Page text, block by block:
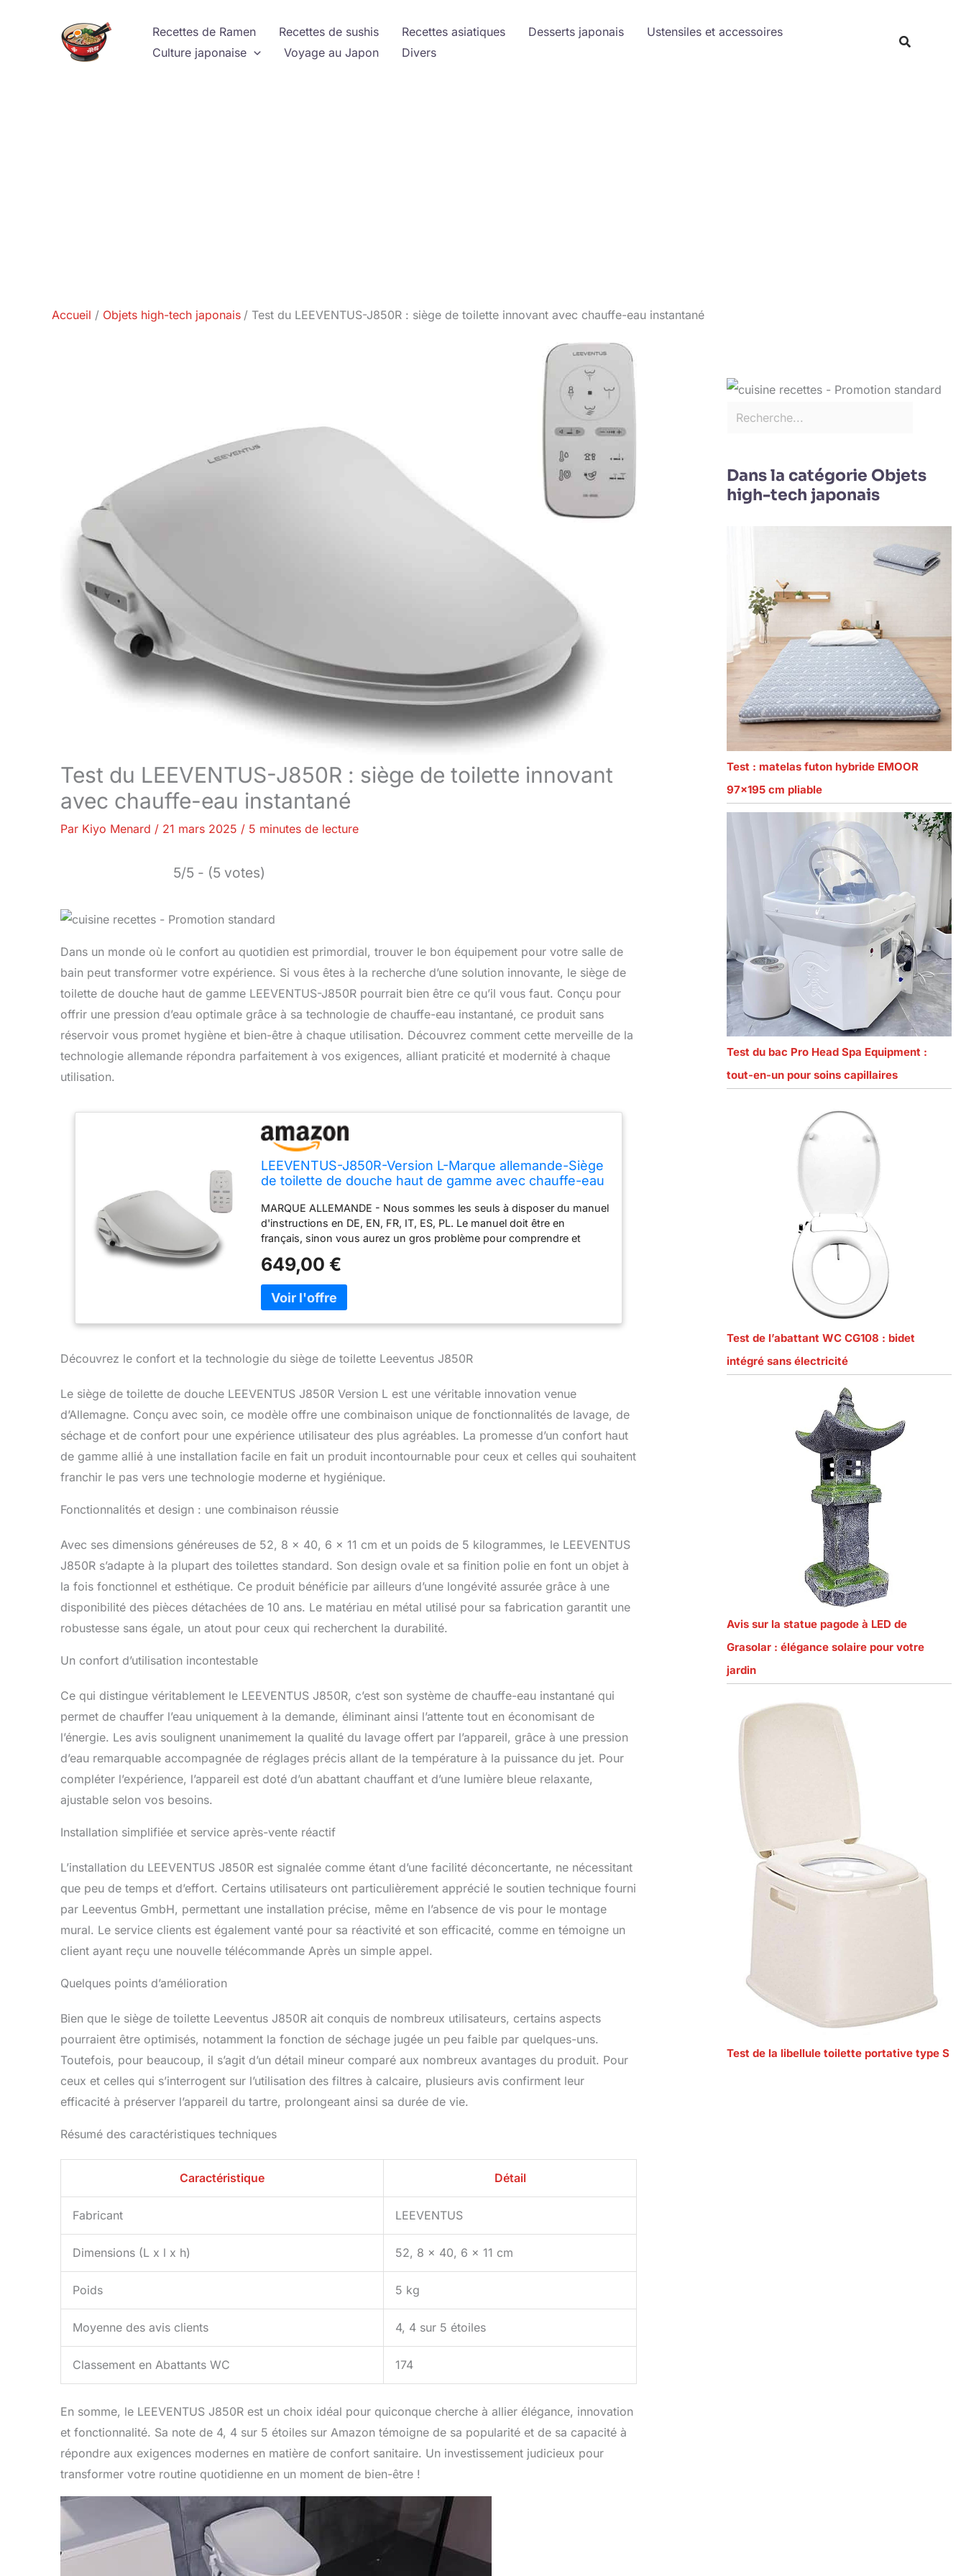
Recettes de Ramen Recettes de sushis Recettes asiatiques Desserts japonais
Ustensiles et accessoires
Culture japonaise
Voyage au Japon Divers
Accueil Objets high-tech japonais Test du LEEVENTUS-J850R : siège de toilette innovant avec chauffe-eau instantané
Test du LEEVENTUS-J850R : siège de toilette innovant
avec chauffe-eau instantané
Par Kiyo Menard / 21 mars 2025 / 5 minutes de lecture
5/5 - (5 votes)
Dans un monde où le confort au quotidien est primordial, trouver le bon équipement pour votre salle de
bain peut transformer votre expérience. Si vous êtes à la recherche d’une solution innovante, le siège de
toilette de douche haut de gamme LEEVENTUS-J850R pourrait bien être ce qu’il vous faut. Conçu pour
offrir une pression d’eau optimale grâce à sa technologie de chauffe-eau instantané, ce produit sans
réservoir vous promet hygiène et bien-être à chaque utilisation. Découvrez comment cette merveille de la
technologie allemande répondra parfaitement à vos exigences, alliant praticité et modernité à chaque
utilisation.
LEEVENTUS-J850R-Version L-Marque allemande-Siège
de toilette de douche haut de gamme avec chauffe-eau
pour une pression d'eau maximale!
MARQUE ALLEMANDE - Nous sommes les seuls à disposer du manuel
d'instructions en DE, EN, FR, IT, ES, PL. Le manuel doit être en
français, sinon vous aurez un gros problème pour comprendre et
votre manuel d'instructions uniquement en anglais. Vous devez donc
demander au revendeur avant d'acheter si le manuel d'instructions
existe en français.
649,00 €
Découvrez le confort et la technologie du siège de toilette Leeventus J850R
Le siège de toilette de douche LEEVENTUS J850R Version L est une véritable innovation venue
d’Allemagne. Conçu avec soin, ce modèle offre une combinaison unique de fonctionnalités de lavage, de
séchage et de confort pour une expérience utilisateur des plus agréables. La promesse d’un confort haut
de gamme allié à une installation facile en fait un produit incontournable pour ceux et celles qui souhaitent
franchir le pas vers une technologie moderne et hygiénique.
Fonctionnalités et design : une combinaison réussie
Avec ses dimensions généreuses de 52, 8 x 40, 6 x 11 cm et un poids de 5 kilogrammes, le LEEVENTUS
J850R s’adapte à la plupart des toilettes standard. Son design ovale et sa finition polie en font un objet à
la fois fonctionnel et esthétique. Ce produit bénéficie par ailleurs d’une longévité assurée grâce à une
disponibilité des pièces détachées de 10 ans. Le matériau en métal utilisé pour sa fabrication garantit une
robustesse sans égale, un atout pour ceux qui recherchent la durabilité.
Un confort d’utilisation incontestable
Ce qui distingue véritablement le LEEVENTUS J850R, c’est son système de chauffe-eau instantané qui
permet de chauffer l’eau uniquement à la demande, éliminant ainsi l’attente tout en économisant de
l’énergie. Les avis soulignent unanimement la qualité du lavage offert par l’appareil, grâce à une pression
d’eau remarquable accompagnée de réglages précis allant de la température à la puissance du jet. Pour
compléter l’expérience, l’appareil est doté d’un abattant chauffant et d’une lumière bleue relaxante,
ajustable selon vos besoins.
Installation simplifiée et service après-vente réactif
L’installation du LEEVENTUS J850R est signalée comme étant d’une facilité déconcertante, ne nécessitant
que peu de temps et d’effort. Certains utilisateurs ont particulièrement apprécié le soutien technique fourni
par Leeventus GmbH, permettant une installation précise, même en l’absence de vis pour le montage
mural. Le service clients est également vanté pour sa réactivité et son efficacité, comme en témoigne un
client ayant reçu une nouvelle télécommande Après un simple appel.
Quelques points d’amélioration
Bien que le siège de toilette Leeventus J850R ait conquis de nombreux utilisateurs, certains aspects
pourraient être optimisés, notamment la fonction de séchage jugée un peu faible par quelques-uns.
Toutefois, pour beaucoup, il s’agit d’un détail mineur comparé aux nombreux avantages du produit. Pour
ceux et celles qui s’interrogent sur l’utilisation des filtres à calcaire, plusieurs avis confirment leur
efficacité à préserver l’appareil du tartre, prolongeant ainsi sa durée de vie.
Résumé des caractéristiques techniques
Caractéristique Détail
Fabricant LEEVENTUS
Dimensions (L x l x h) 52, 8 x 40, 6 x 11 cm
Poids 5 kg
Moyenne des avis clients 4, 4 sur 5 étoiles
Classement en Abattants WC 174
En somme, le LEEVENTUS J850R est un choix idéal pour quiconque cherche à allier élégance, innovation
et fonctionnalité. Sa note de 4, 4 sur 5 étoiles sur Amazon témoigne de sa popularité et de sa capacité à
répondre aux exigences modernes en matière de confort sanitaire. Un investissement judicieux pour
transformer votre routine quotidienne en un moment de bien-être !
Dans la catégorie Objets
high-tech japonais
Test : matelas futon hybride EMOOR
97×195 cm pliable
Test du bac Pro Head Spa Equipment :
tout-en-un pour soins capillaires
Test de l’abattant WC CG108 : bidet
intégré sans électricité
Avis sur la statue pagode à LED de
Grasolar : élégance solaire pour votre
jardin
Test de la libellule toilette portative type S